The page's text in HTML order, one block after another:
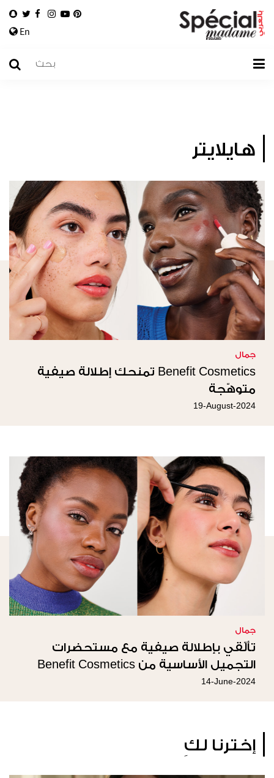
En
هايلايتر
جمال
Benefit Cosmetics تمنحك إطلالة صيفية
متوهّجة
19-August-2024
جمال
تألّقي بإطلالة صيفية مع مستحضرات
التجميل الأساسية من Benefit Cosmetics
14-June-2024
إخترنا لكِ